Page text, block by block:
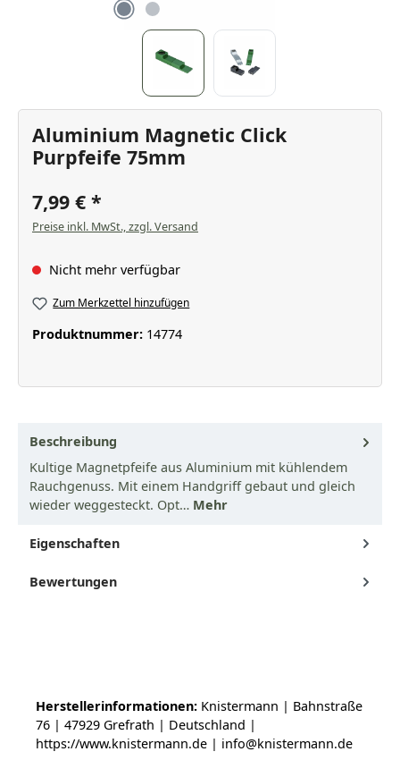
Aluminium Magnetic Click
Purpfeife 75mm
7,99 €
Preise inkl. MwSt., zzgl. Versand
Nicht mehr verfügbar
Zum Merkzettel hinzufügen
Produktnummer: 14774
Beschreibung
Kultige Magnetpfeife aus Aluminium mit kühlendem
Rauchgenuss. Mit einem Handgriff gebaut und gleich
wieder weggesteckt. Opt… Mehr
Eigenschaften
Bewertungen
Herstellerinformationen: Knistermann | Bahnstraße
76 | 47929 Grefrath | Deutschland |
https://www.knistermann.de | info@knistermann.de